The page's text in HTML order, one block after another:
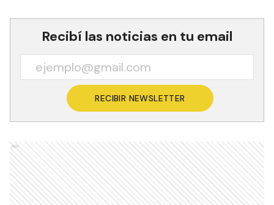
Recibí las noticias en tu email
RECIBIR NEWSLETTER
Ads